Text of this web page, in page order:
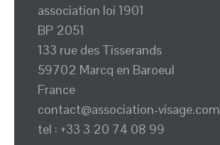
association loi 1901
BP 2051
133 rue des Tisserands
59702 Marcq en Baroeul
France
contact@association-visage.com
tel : +33 3 20 74 08 99